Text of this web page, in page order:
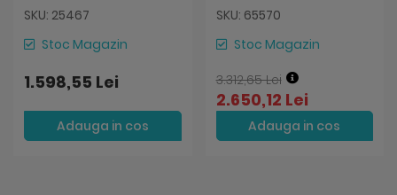
SKU: 25467
Stoc Magazin
1.598,55 Lei
Adauga in cos
SKU: 65570
Stoc Magazin
3.312,65 Lei
2.650,12 Lei
Adauga in cos